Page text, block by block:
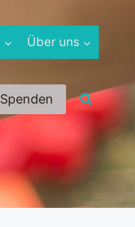
Über uns
Spenden